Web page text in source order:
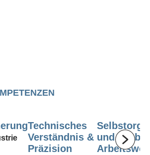
Technisches
Verständnis &
Präzision
und